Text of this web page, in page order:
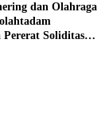
dan Olahraga
Soliditas